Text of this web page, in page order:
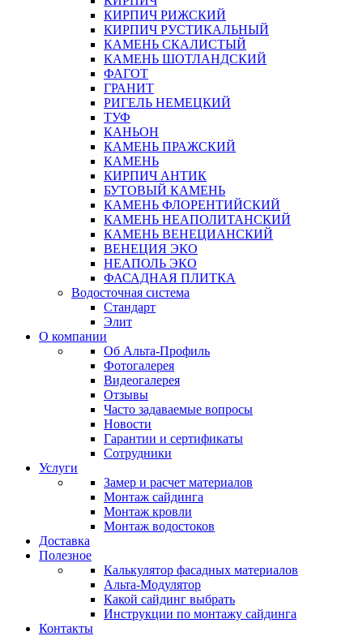
КИРПИЧ РИЖСКИЙ
КИРПИЧ РУСТИКАЛЬНЫЙ
КАМЕНЬ СКАЛИСТЫЙ
КАМЕНЬ ШОТЛАНДСКИЙ
ФАГОТ
ГРАНИТ
РИГЕЛЬ НЕМЕЦКИЙ
ТУФ
КАНЬОН
КАМЕНЬ ПРАЖСКИЙ
КАМЕНЬ
КИРПИЧ АНТИК
БУТОВЫЙ КАМЕНЬ
КАМЕНЬ ФЛОРЕНТИЙСКИЙ
КАМЕНЬ НЕАПОЛИТАНСКИЙ
КАМЕНЬ ВЕНЕЦИАНСКИЙ
ВЕНЕЦИЯ ЭКО
НЕАПОЛЬ ЭКО
ФАСАДНАЯ ПЛИТКА
Водосточная система
Стандарт
Элит
О компании
Об Альта-Профиль
Фотогалерея
Видеогалерея
Отзывы
Часто задаваемые вопросы
Новости
Гарантии и сертификаты
Сотрудники
Услуги
Замер и расчет материалов
Монтаж сайдинга
Монтаж кровли
Монтаж водостоков
Доставка
Полезное
Калькулятор фасадных материалов
Альта-Модулятор
Какой сайдинг выбрать
Инструкции по монтажу сайдинга
Контакты